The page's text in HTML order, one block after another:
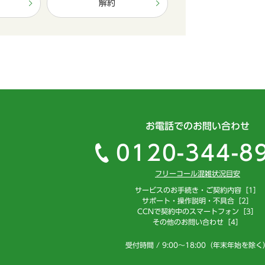
解約
お電話でのお問い合わせ
0120-344-
フリーコール混雑状況目安
サービスのお手続き・ご契約内容［1］
サポート・操作説明・不具合［2］
CCNで契約中のスマートフォン［3］
その他のお問い合わせ［4］
受付時間 / 9:00～18:00（年末年始を除く